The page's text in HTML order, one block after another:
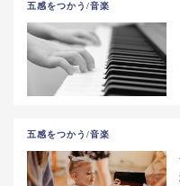
五感をつかう/音楽
五感をつかう/音楽